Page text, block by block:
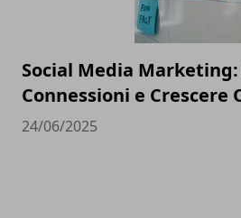
Social Media
Connessioni e Crescere
24/06/2025